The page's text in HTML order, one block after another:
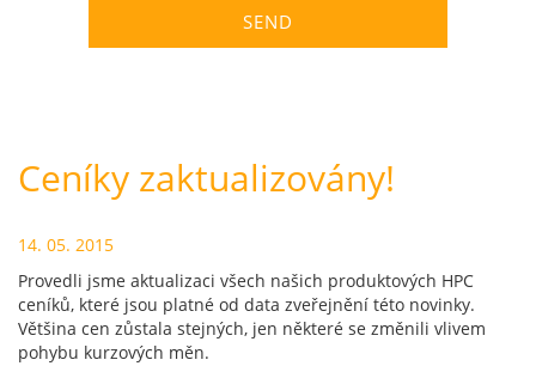
Ceníky zaktualizovány!
14. 05. 2015
Provedli jsme aktualizaci všech našich produktových HPC
ceníků, které jsou platné od data zveřejnění této novinky.
Většina cen zůstala stejných, jen některé se změnili vlivem
pohybu kurzových měn.